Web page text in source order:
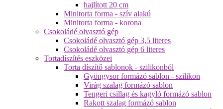
hajlított 20 cm
Minitorta forma - szív alakú
Minitorta forma - korona
Csokoládé olvasztó gép
Csokoládé olvasztó gép 3,5 literes
Csokoládé olvasztó gép 6 literes
Tortadíszítés eszközei
Torta díszítő sablonok - szilikonból
Gyöngysor formázó sablon - szilikon
Virág szalag formázó sablon
Tengeri csillag és kagyló formázó sablon
Rakott szalag formázó sablon